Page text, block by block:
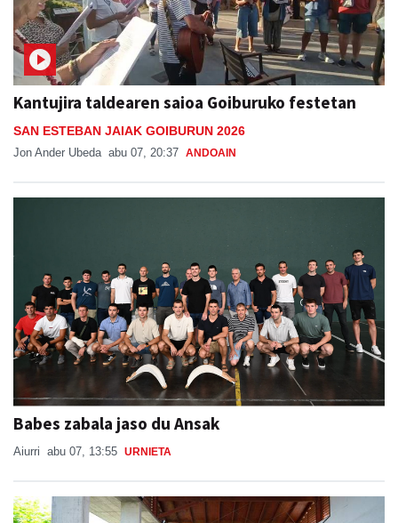
Kantujira taldearen saioa Goiburuko festetan
SAN ESTEBAN JAIAK GOIBURUN 2026
Jon Ander Ubeda abu 07, 20:37 ANDOAIN
Babes zabala jaso du Ansak
Aiurri abu 07, 13:55 URNIETA